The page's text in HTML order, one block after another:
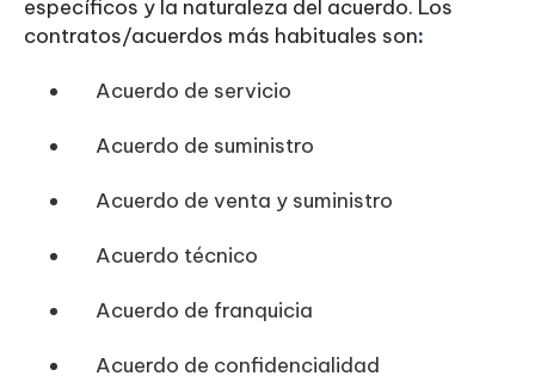
específicos y la naturaleza del acuerdo. Los
contratos/acuerdos más habituales son:‍
Acuerdo de servicio
Acuerdo de suministro
Acuerdo de venta y suministro
Acuerdo técnico
Acuerdo de franquicia
Acuerdo de confidencialidad